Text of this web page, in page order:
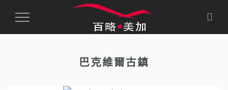
Toggle
巴克維爾古鎮